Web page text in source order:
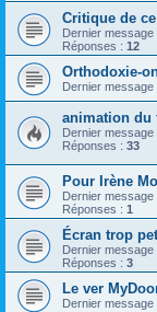
Critique de
Dernier message
Réponses : 12
Orthodoxie-
Dernier message
animation du
Dernier message
Réponses : 33
Pour Irène
Dernier message
Réponses : 1
Écran trop
Dernier message
Réponses : 3
Le ver
Dernier message